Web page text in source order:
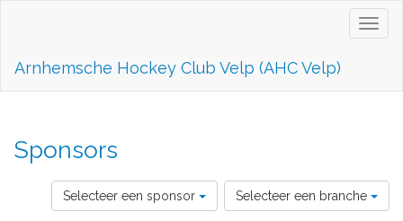
Arnhemsche Hockey Club Velp (AHC Velp)
Sponsors
Selecteer een sponsor Selecteer een branche